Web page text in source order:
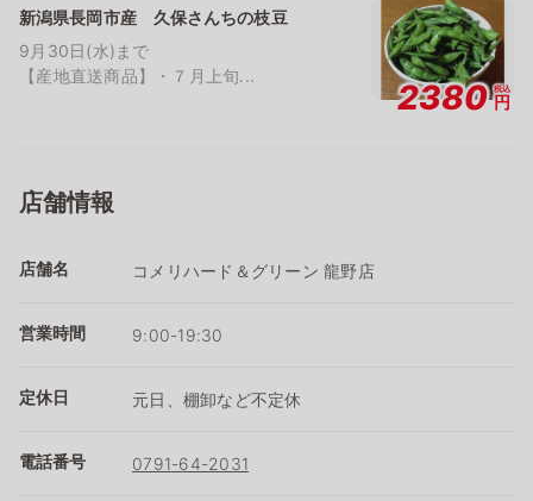
新潟県長岡市産 久保さんちの枝豆
9月30日(水)まで
【産地直送商品】・７月上旬...
2380 税込
円
店舗情報
店舗名 コメリハード＆グリーン 龍野店
営業時間 9:00-19:30
定休日 元日、棚卸など不定休
電話番号 0791-64-2031